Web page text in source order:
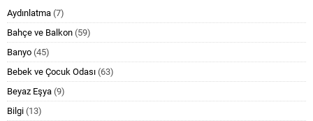
Aydınlatma (7)
Bahçe ve Balkon (59)
Banyo (45)
Bebek ve Çocuk Odası (63)
Beyaz Eşya (9)
Bilgi (13)